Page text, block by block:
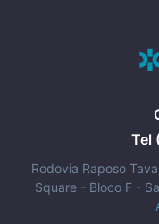
Tel
Rodovia Raposo
Square - Bloco F -